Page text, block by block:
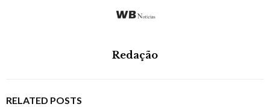
Redação
RELATED POSTS